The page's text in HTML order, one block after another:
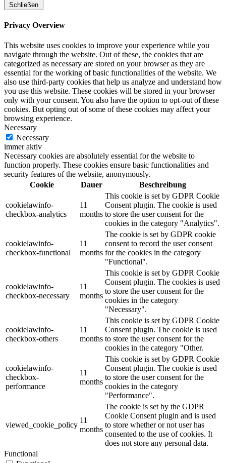
Schließen
Privacy Overview
This website uses cookies to improve your experience while you
navigate through the website. Out of these, the cookies that are
categorized as necessary are stored on your browser as they are
essential for the working of basic functionalities of the website. We
also use third-party cookies that help us analyze and understand how
you use this website. These cookies will be stored in your browser
only with your consent. You also have the option to opt-out of these
cookies. But opting out of some of these cookies may affect your
browsing experience.
Necessary
Necessary
immer aktiv
Necessary cookies are absolutely essential for the website to
function properly. These cookies ensure basic functionalities and
security features of the website, anonymously.
Cookie
Dauer Beschreibung
cookielawinfo-
checkbox-analytics
11
months
This cookie is set by GDPR Cookie
Consent plugin. The cookie is used
to store the user consent for the
cookies in the category "Analytics".
cookielawinfo-
checkbox-functional
11
months
The cookie is set by GDPR cookie
consent to record the user consent
for the cookies in the category
"Functional".
cookielawinfo-
checkbox-necessary
11
months
This cookie is set by GDPR Cookie
Consent plugin. The cookies is used
to store the user consent for the
cookies in the category
"Necessary".
cookielawinfo-
checkbox-others
11
months
This cookie is set by GDPR Cookie
Consent plugin. The cookie is used
to store the user consent for the
cookies in the category "Other.
cookielawinfo-
checkbox-
performance
11
months
This cookie is set by GDPR Cookie
Consent plugin. The cookie is used
to store the user consent for the
cookies in the category
"Performance".
viewed_cookie_policy
11
months
The cookie is set by the GDPR
Cookie Consent plugin and is used
to store whether or not user has
consented to the use of cookies. It
does not store any personal data.
Functional